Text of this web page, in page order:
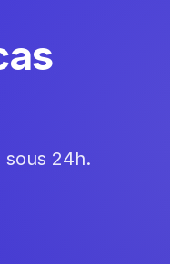
sous 24h.